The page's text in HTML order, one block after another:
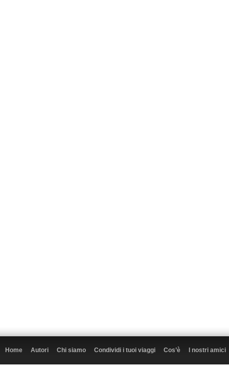
Home Autori Chi siamo Condividi i tuoi viaggi Cos’è I nostri amici